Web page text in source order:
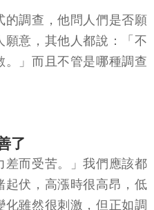
。」而且不管是哪種調查
伏，高漲時很高昂，低
化雖然很刺激，但正如調
那段歲月後都不願再回頭